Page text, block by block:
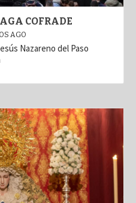
COFRADE
AGO
Nazareno del Paso